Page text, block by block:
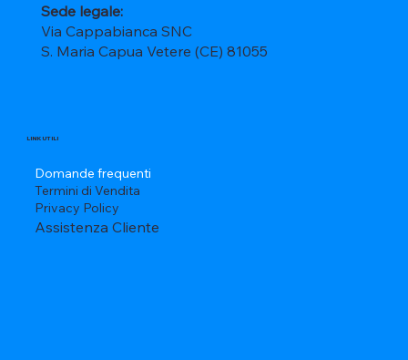
Sede legale:
Via Cappabianca SNC
S. Maria Capua Vetere (CE) 81055
LINK UTILI
Domande frequenti
Termini di Vendita
Privacy Policy
Assistenza Cliente